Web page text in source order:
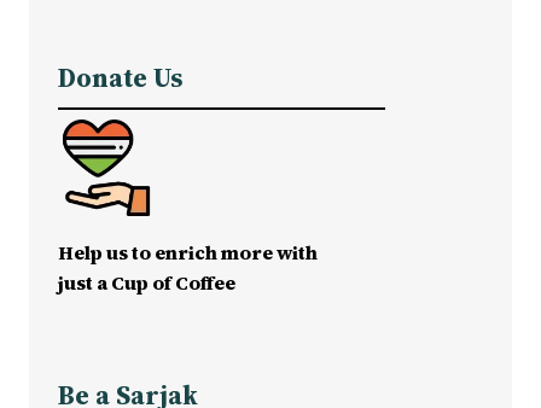
Donate Us
Help us to enrich more with
just a Cup of Coffee
Be a Sarjak